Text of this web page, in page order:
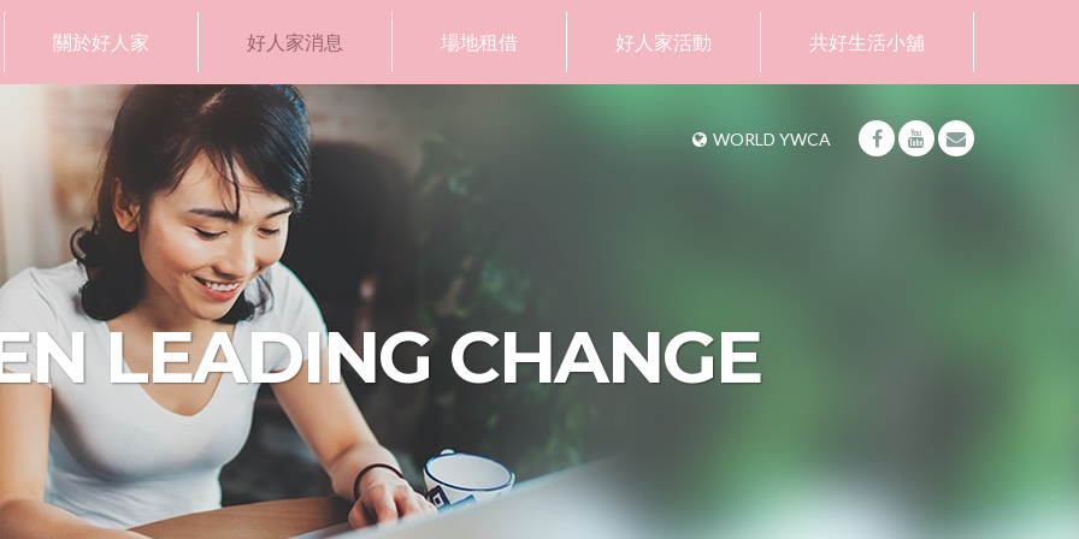
關於好人家 好人家消息 場地租借 好人家活動 共好生活小舖
WORLD YWCA
LEADING CHANGE